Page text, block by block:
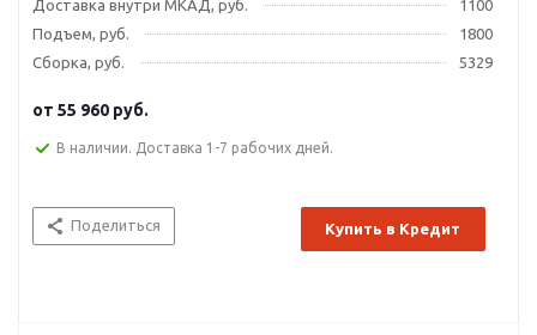
Доставка внутри МКАД, руб.
1100
Подъем, руб.
1800
Сборка, руб.
5329
от 55 960 руб.
В наличии. Доставка 1-7 рабочих дней.
Поделиться Купить в Кредит